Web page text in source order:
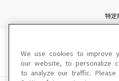
特定
We use cookies to improve
our website, to personalize
to analyze our traffic. Please